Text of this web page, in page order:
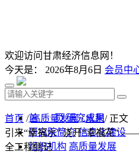
欢迎访问甘肃经济信息网！
今天是： 2026年8月6日 会员中
首 页 研究成果
研究院简介 信息化建设
组织机构 高质量发展
首页 /高质量发展/水利/ 正文
引来“幸福水” 浇开“幸福花”
全工程侧记